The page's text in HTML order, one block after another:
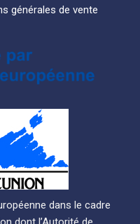
générales de vente
dans le cadre